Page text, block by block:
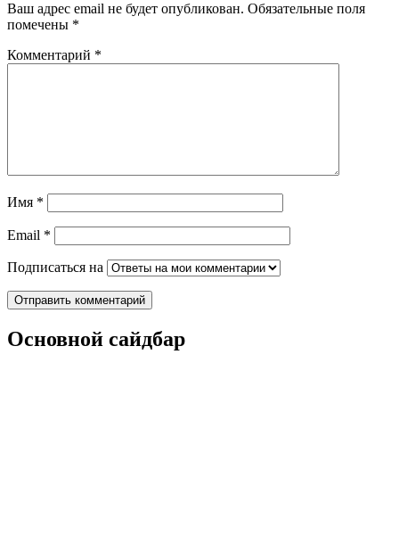
Ваш адрес email не будет опубликован. Обязательные поля
помечены *
Комментарий *
Имя *
Email *
Подписаться на
Основной сайдбар